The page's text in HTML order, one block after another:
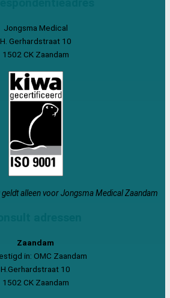
Jongsma Medical
H. Gerhardstraat 10
1502 CK Zaandam
alleen voor Jongsma Medical Zaandam
Zaandam
in: OMC Zaandam
H.Gerhardstraat 10
1502 CK Zaandam